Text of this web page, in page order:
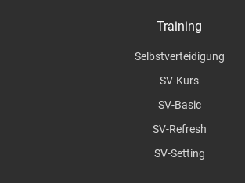
Training
Selbstverteidigung
SV-Kurs
SV-Basic
SV-Refresh
SV-Setting